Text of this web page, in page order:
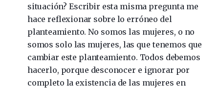
situación? Escribir esta misma pregunta me
hace reflexionar sobre lo erróneo del
planteamiento. No somos las mujeres, o no
somos solo las mujeres, las que tenemos que
cambiar este planteamiento. Todos debemos
hacerlo, porque desconocer e ignorar por
completo la existencia de las mujeres en